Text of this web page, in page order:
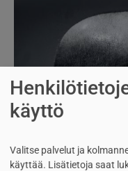
käyttö
Valitse palvelut ja
käyttää. Lisätietoja saat